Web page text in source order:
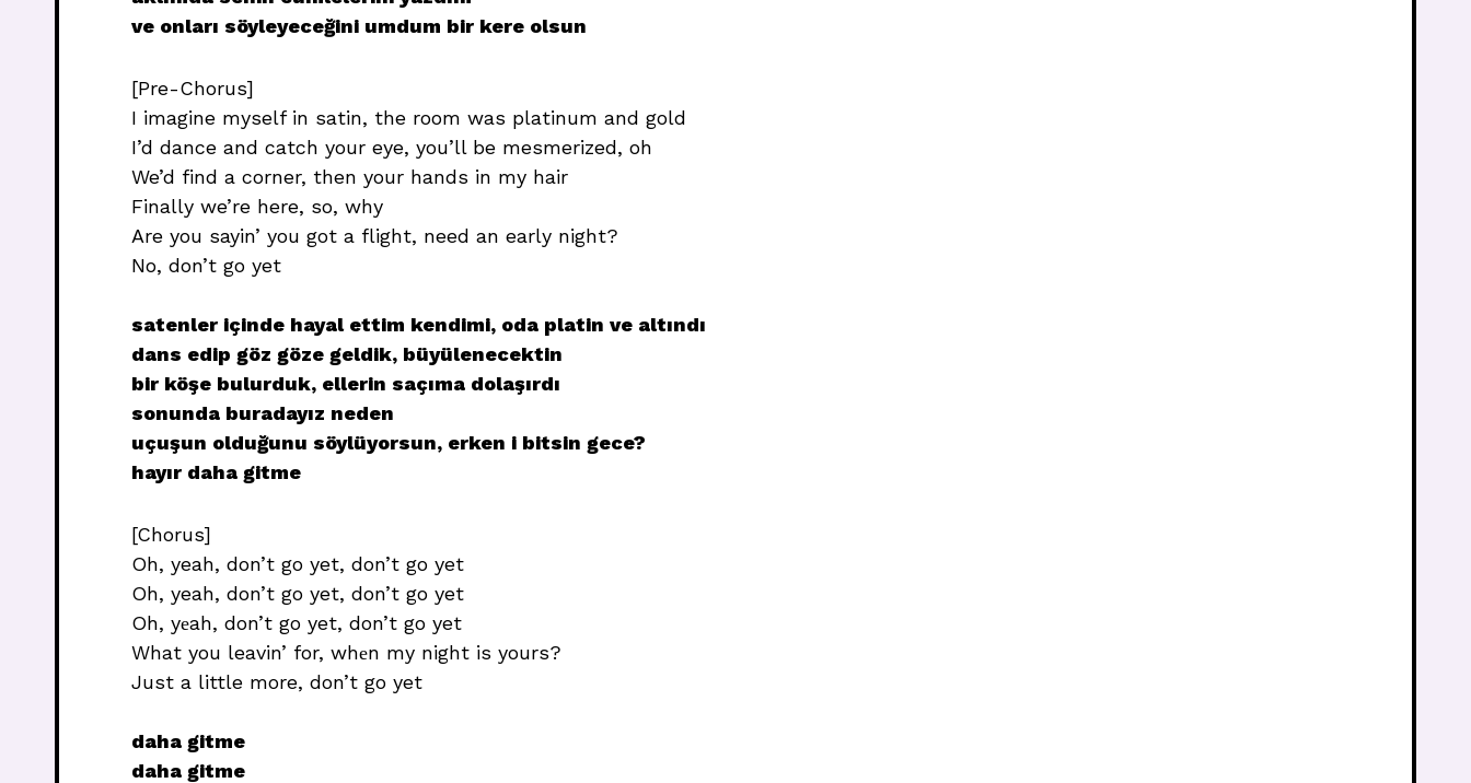
ve onları söyleyeceğini umdum bir kere olsun
[Pre-Chorus]
I imagine myself in satin, the room was platinum and gold
I’d dance and catch your eye, you’ll be mesmerized, oh
We’d find a corner, then your hands in my hair
Finally we’re here, so, why
Are you sayin’ you got a flight, need an early night?
No, don’t go yet
satenler içinde hayal ettim kendimi, oda platin ve altındı
dans edip göz göze geldik, büyülenecektin
bir köşe bulurduk, ellerin saçıma dolaşırdı
sonunda buradayız neden
uçuşun olduğunu söylüyorsun, erken i bitsin gece?
hayır daha gitme
[Chorus]
Oh, yeah, don’t go yet, don’t go yet
Oh, yeah, don’t go yet, don’t go yet
Oh, yеah, don’t go yet, don’t go yet
What you leavin’ for, whеn my night is yours?
Just a little more, don’t go yet
daha gitme
daha gitme